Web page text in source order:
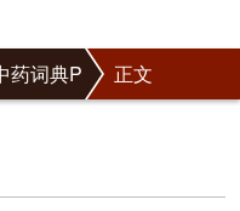
药词典P 正文